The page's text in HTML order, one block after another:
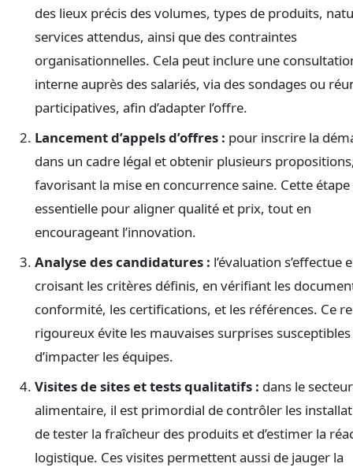
des lieux précis des volumes, types de produits,
services attendus, ainsi que des contraintes
organisationnelles. Cela peut inclure une
interne auprès des salariés, via des sondages ou
participatives, afin d’adapter l’offre.
Lancement d’appels d’offres : pour inscrire la
dans un cadre légal et obtenir plusieurs
favorisant la mise en concurrence saine. Cette étape
essentielle pour aligner qualité et prix, tout en
encourageant l’innovation.
Analyse des candidatures : l’évaluation s’effectue
croisant les critères définis, en vérifiant les
conformité, les certifications, et les références. Ce
rigoureux évite les mauvaises surprises susceptibles
d’impacter les équipes.
Visites de sites et tests qualitatifs : dans le secteur
alimentaire, il est primordial de contrôler les
de tester la fraîcheur des produits et d’estimer la
logistique. Ces visites permettent aussi de jauger la